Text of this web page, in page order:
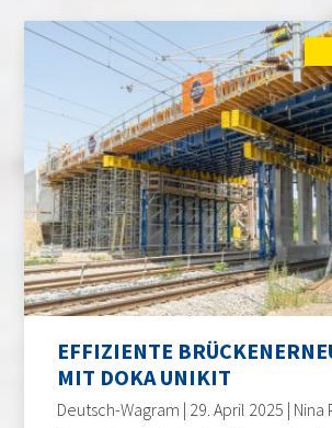
EFFIZIENTE
MIT DOKA UNIKIT
Deutsch-Wagram | 29. April 2025 | Nina